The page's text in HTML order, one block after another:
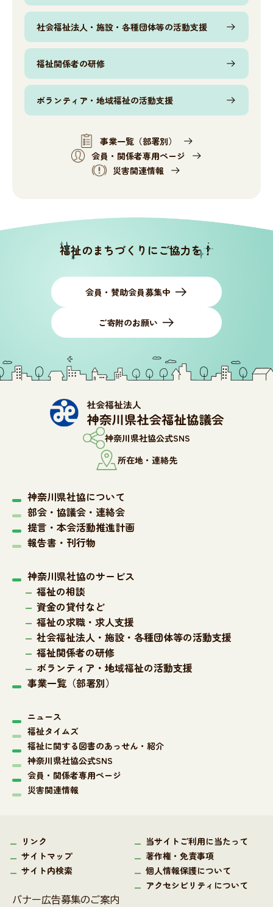
社会福祉法人・施設・各種団体等の活動支援
福祉関係者の研修
ボランティア・地域福祉の活動支援
事業一覧（部署別）
会員・関係者専用ページ
災害関連情報
福祉のまちづくりにご協力を！
会員・賛助会員募集中
ご寄附のお願い
神奈川県社協公式SNS
所在地・連絡先
神奈川県社協について
部会・協議会・連絡会
提言・本会活動推進計画
報告書・刊行物
神奈川県社協のサービス
福祉の相談
資金の貸付など
福祉の求職・求人支援
社会福祉法人・施設・各種団体等の活動支援
福祉関係者の研修
ボランティア・地域福祉の活動支援
事業一覧（部署別）
ニュース
福祉タイムズ
福祉に関する図書のあっせん・紹介
神奈川県社協公式SNS
会員・関係者専用ページ
災害関連情報
リンク
サイトマップ
サイト内検索
当サイトご利用に当たって
著作権・免責事項
個人情報保護について
アクセシビリティについて
バナー広告募集のご案内
リンク
サイトマップ
サイト内検索
当サイトご利用に当たって
個人情報保護について
アクセシビリティについて